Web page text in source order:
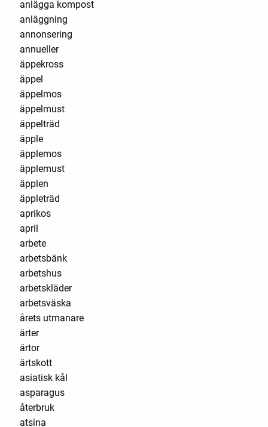
anlägga kompost
anläggning
annonsering
annueller
äppekross
äppel
äppelmos
äppelmust
äppelträd
äpple
äpplemos
äpplemust
äpplen
äppleträd
aprikos
april
arbete
arbetsbänk
arbetshus
arbetskläder
arbetsväska
årets utmanare
ärter
ärtor
ärtskott
asiatisk kål
asparagus
återbruk
atsina